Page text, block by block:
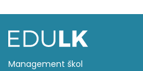
Management škol